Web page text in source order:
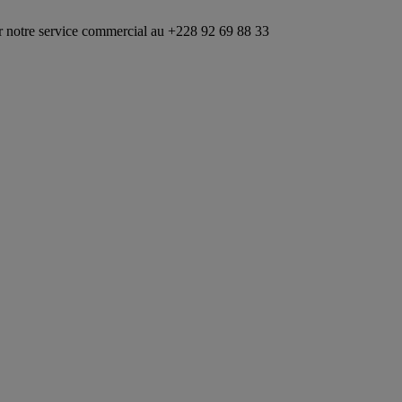
commercial au +228 92 69 88 33